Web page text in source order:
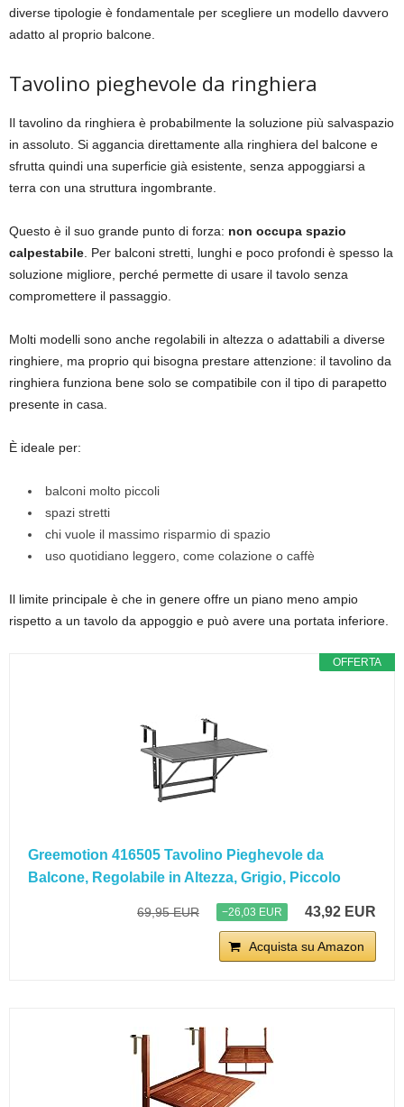
diverse tipologie è fondamentale per scegliere un modello davvero
adatto al proprio balcone.
Tavolino pieghevole da ringhiera
Il tavolino da ringhiera è probabilmente la soluzione più salvaspazio
in assoluto. Si aggancia direttamente alla ringhiera del balcone e
sfrutta quindi una superficie già esistente, senza appoggiarsi a
terra con una struttura ingombrante.
Questo è il suo grande punto di forza: non occupa spazio
calpestabile. Per balconi stretti, lunghi e poco profondi è spesso la
soluzione migliore, perché permette di usare il tavolo senza
compromettere il passaggio.
Molti modelli sono anche regolabili in altezza o adattabili a diverse
ringhiere, ma proprio qui bisogna prestare attenzione: il tavolino da
ringhiera funziona bene solo se compatibile con il tipo di parapetto
presente in casa.
È ideale per:
balconi molto piccoli
spazi stretti
chi vuole il massimo risparmio di spazio
uso quotidiano leggero, come colazione o caffè
Il limite principale è che in genere offre un piano meno ampio
rispetto a un tavolo da appoggio e può avere una portata inferiore.
OFFERTA
Greemotion 416505 Tavolino Pieghevole da
Balcone, Regolabile in Altezza, Grigio, Piccolo
69,95 EUR −26,03 EUR 43,92 EUR
Acquista su Amazon